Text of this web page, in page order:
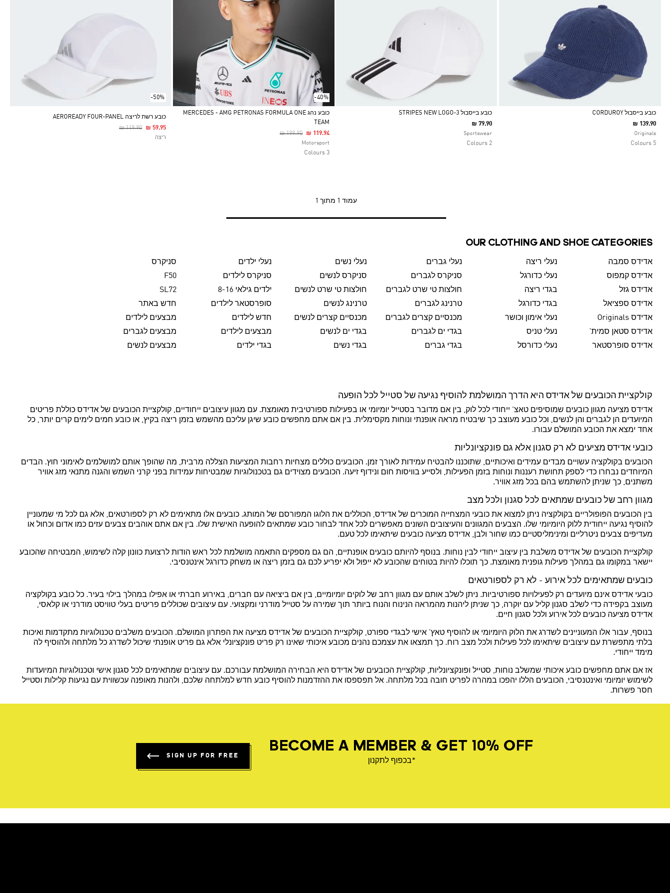
Selected
כובע בייסבול CORDUROY
₪ 139.90
Originals
5 Colours
Selected
כובע בייסבול 3-STRIPES NEW LOGO
₪ 79.90
Sportswear
2 Colours
-40%
Selected
כובע נהג MERCEDES - AMG PETRONAS FORMULA ONE
TEAM
Price Reduced From
₪ 199.90To₪ 119.94
Motorsport
3 Colours
-50%
כובע רשת לריצה AEROREADY FOUR-PANEL
Price Reduced From
₪ 119.90To₪ 59.95
ריצה
עמוד 1 מתוך 1
OUR CLOTHING AND SHOE CATEGORIES
אדידס סמבה נעלי ריצה נעלי גברים נעלי נשים נעלי ילדים
סניקרס
אדידס קמפוס
נעלי כדורגל סניקרס לגברים סניקרס לנשים סניקרס לילדים
F50
אדידס גזל
בגדי ריצה חולצות טי שרט לגברים חולצות טי שרט לנשים ילדים גילאי 8-16
SL72
אדידס ספציאל
בגדי כדורגל טרנינג לגברים טרנינג לנשים סופרסטאר לילדים
חדש באתר
אדידס Originals
נעלי אימון וכושר מכנסיים קצרים לגברים מכנסיים קצרים לנשים חדש לילדים
מבצעים לילדים
אדידס סטאן סמית'
נעלי טניס בגדי ים לגברים בגדי ים לנשים מבצעים לילדים
מבצעים לגברים
אדידס סופרסטאר
נעלי כדורסל בגדי גברים בגדי נשים בגדי ילדים מבצעים לנשים
קולקציית הכובעים של אדידס היא הדרך המושלמת להוסיף נגיעה של סטייל לכל הופעה
אדידס מציעה מגוון כובעים שמוסיפים טאצ' ייחודי לכל לוק, בין אם מדובר בסטייל יומיומי או בפעילות ספורטיבית מאומצת. עם מגוון עיצובים ייחודיים, קולקציית הכובעים של אדידס כוללת פריטים
המיועדים הן לגברים והן לנשים, וכל כובע מעוצב כך שיבטיח מראה אופנתי ונוחות מקסימלית. בין אם אתם מחפשים כובע שיגן עליכם מהשמש בזמן ריצה בקיץ, או כובע חמים לימים קרים יותר, כל
אחד ימצא את הכובע המושלם עבורו.
כובעי אדידס מציעים לא רק סגנון אלא גם פונקציונליות
הכובעים בקולקציה עשויים מבדים עמידים ואיכותיים, שתוכננו להבטיח עמידות לאורך זמן. הכובעים כוללים מצחיות רחבות המציעות הצללה מרבית, מה שהופך אותם למושלמים לאימוני חוץ. הבדים
המיוחדים נבחרו כדי לספק תחושת רעננות ונוחות בזמן הפעילות, ולסייע בוויסות חום ונידוף זיעה. הכובעים מצוידים גם בטכנולוגיות שמבטיחות עמידות בפני קרני השמש והגנה מתנאי מזג אוויר
משתנים, כך שניתן להשתמש בהם בכל מזג אוויר.
מגוון רחב של כובעים שמתאים לכל סגנון ולכל מצב
בין הכובעים הפופולריים בקולקציה ניתן למצוא את כובעי המצחייה המוכרים של אדידס, הכוללים את הלוגו המפורסם של המותג. כובעים אלו מתאימים לא רק לספורטאים, אלא גם לכל מי שמעוניין
להוסיף נגיעה ייחודית ללוק היומיומי שלו. הצבעים המגוונים והעיצובים השונים מאפשרים לכל אחד לבחור כובע שמתאים להופעה האישית שלו. בין אם אתם אוהבים צבעים עזים כמו אדום וכחול או
מעדיפים צבעים ניטרליים ומינימליסטיים כמו שחור ולבן, אדידס מציעה כובעים שיתאימו לכל טעם.
קולקציית הכובעים של אדידס משלבת בין עיצוב ייחודי לבין נוחות. בנוסף להיותם כובעים אופנתיים, הם גם מספקים התאמה מושלמת לכל ראש הודות לרצועת כוונון קלה לשימוש, המבטיחה שהכובע
יישאר במקומו גם במהלך פעילות גופנית מאומצת. כך תוכלו להיות בטוחים שהכובע לא ייפול ולא יפריע לכם גם בזמן ריצה או משחק כדורגל אינטנסיבי.
כובעים שמתאימים לכל אירוע - לא רק לספורטאים
כובעי אדידס אינם מיועדים רק לפעילויות ספורטיביות. ניתן לשלב אותם עם מגוון רחב של לוקים יומיומיים, בין אם ביציאה עם חברים, באירוע חברתי או אפילו במהלך בילוי בעיר. כל כובע בקולקציה
מעוצב בקפידה כדי לשלב סגנון קליל עם יוקרה, כך שניתן ליהנות מהמראה הנינוח והנוח ביותר תוך שמירה על סטייל מודרני ומקצועי. עם עיצובים שכוללים פריטים בעלי טוויסט מודרני או קלאסי,
אדידס מציעה כובעים לכל אירוע ולכל סגנון חיים.
בנוסף, עבור אלו המעוניינים לשדרג את הלוק היומיומי או להוסיף טאץ' אישי לבגדי ספורט, קולקציית הכובעים של אדידס מציעה את הפתרון המושלם. הכובעים משלבים טכנולוגיות מתקדמות ואיכות
בלתי מתפשרת עם עיצובים שיתאימו לכל פעילות ולכל מצב רוח. כך תמצאו את עצמכם נהנים מכובע איכותי שאינו רק פריט פונקציונלי אלא גם פריט אופנתי שיכול לשדרג כל מלתחה ולהוסיף לה
מימד ייחודי.
אז אם אתם מחפשים כובע איכותי שמשלב נוחות, סטייל ופונקציונליות, קולקציית הכובעים של אדידס היא הבחירה המושלמת עבורכם. עם עיצובים שמתאימים לכל סגנון אישי וטכנולוגיות המיועדות
לשימוש יומיומי ואינטנסיבי, הכובעים הללו יהפכו במהרה לפריט חובה בכל מלתחה. אל תפספסו את ההזדמנות להוסיף כובע חדש למלתחה שלכם, ולהנות מאופנה עכשווית עם נגיעות קלילות וסטייל
חסר פשרות.
BECOME A MEMBER & GET 10% OFF
*בכפוף לתקנון
SIGN UP FOR FREE